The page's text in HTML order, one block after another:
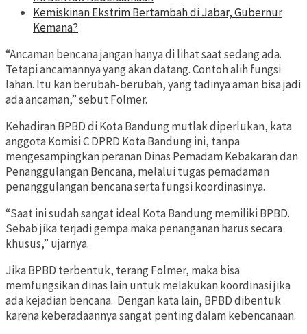
Kemiskinan Ekstrim Bertambah di Jabar, Gubernur
Kemana?
“Ancaman bencana jangan hanya di lihat saat sedang ada.
Tetapi ancamannya yang akan datang. Contoh alih fungsi
lahan. Itu kan berubah-berubah, yang tadinya aman bisa jadi
ada ancaman,” sebut Folmer.
Kehadiran BPBD di Kota Bandung mutlak diperlukan, kata
anggota Komisi C DPRD Kota Bandung ini, tanpa
mengesampingkan peranan Dinas Pemadam Kebakaran dan
Penanggulangan Bencana, melalui tugas pemadaman
penanggulangan bencana serta fungsi koordinasinya.
“Saat ini sudah sangat ideal Kota Bandung memiliki BPBD.
Sebab jika terjadi gempa maka penanganan harus secara
khusus,” ujarnya.
Jika BPBD terbentuk, terang Folmer, maka bisa
memfungsikan dinas lain untuk melakukan koordinasi jika
ada kejadian bencana. Dengan kata lain, BPBD dibentuk
karena keberadaannya sangat penting dalam kebencanaan.